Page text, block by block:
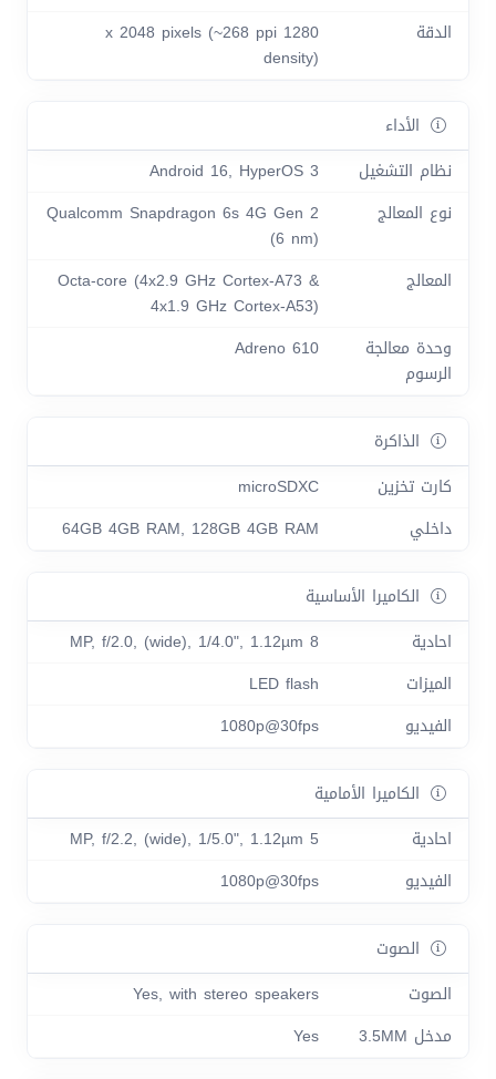
الدقة
1280 x 2048 pixels (~268 ppi
density)
الأداء
نظام التشغيل
Android 16, HyperOS 3
نوع المعالج
Qualcomm Snapdragon 6s 4G Gen 2
(6 nm)
المعالج
Octa-core (4x2.9 GHz Cortex-A73 &
4x1.9 GHz Cortex-A53)
وحدة معالجة
الرسوم
Adreno 610
الذاكرة
كارت تخزين
microSDXC
داخلي
64GB 4GB RAM, 128GB 4GB RAM
الكاميرا الأساسية
احادية
8 MP, f/2.0, (wide), 1/4.0", 1.12µm
الميزات
LED flash
الفيديو
1080p@30fps
الكاميرا الأمامية
احادية
5 MP, f/2.2, (wide), 1/5.0", 1.12µm
الفيديو
1080p@30fps
الصوت
الصوت
Yes, with stereo speakers
مدخل 3.5MM
Yes